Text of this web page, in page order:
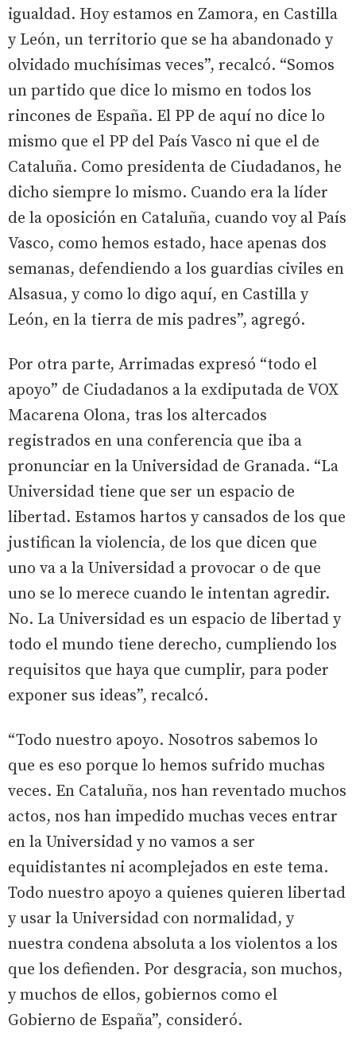
igualdad. Hoy estamos en Zamora, en Castilla
y León, un territorio que se ha abandonado y
olvidado muchísimas veces”, recalcó. “Somos
un partido que dice lo mismo en todos los
rincones de España. El PP de aquí no dice lo
mismo que el PP del País Vasco ni que el de
Cataluña. Como presidenta de Ciudadanos, he
dicho siempre lo mismo. Cuando era la líder
de la oposición en Cataluña, cuando voy al País
Vasco, como hemos estado, hace apenas dos
semanas, defendiendo a los guardias civiles en
Alsasua, y como lo digo aquí, en Castilla y
León, en la tierra de mis padres”, agregó.
Por otra parte, Arrimadas expresó “todo el
apoyo” de Ciudadanos a la exdiputada de VOX
Macarena Olona, tras los altercados
registrados en una conferencia que iba a
pronunciar en la Universidad de Granada. “La
Universidad tiene que ser un espacio de
libertad. Estamos hartos y cansados de los que
justifican la violencia, de los que dicen que
uno va a la Universidad a provocar o de que
uno se lo merece cuando le intentan agredir.
No. La Universidad es un espacio de libertad y
todo el mundo tiene derecho, cumpliendo los
requisitos que haya que cumplir, para poder
exponer sus ideas”, recalcó.
“Todo nuestro apoyo. Nosotros sabemos lo
que es eso porque lo hemos sufrido muchas
veces. En Cataluña, nos han reventado muchos
actos, nos han impedido muchas veces entrar
en la Universidad y no vamos a ser
equidistantes ni acomplejados en este tema.
Todo nuestro apoyo a quienes quieren libertad
y usar la Universidad con normalidad, y
nuestra condena absoluta a los violentos a los
que los defienden. Por desgracia, son muchos,
y muchos de ellos, gobiernos como el
Gobierno de España”, consideró.